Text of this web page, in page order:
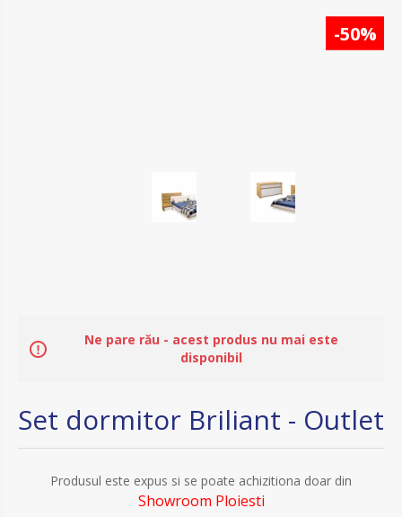
-30%
-50%
Ne pare rău - acest produs nu mai este
disponibil
Set dormitor Briliant - Outlet
Produsul este expus si se poate achizitiona doar din
Showroom Ploiesti